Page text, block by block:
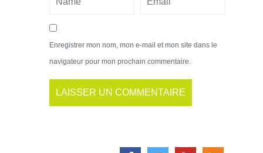
Enregistrer mon nom, mon e-mail et mon site dans le
navigateur pour mon prochain commentaire.